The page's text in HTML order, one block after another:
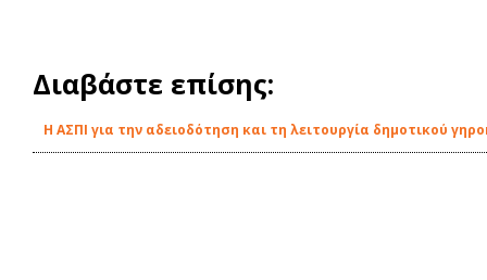
Διαβάστε επίσης:
Η ΑΣΠΙ για την αδειοδότηση και τη λειτουργία δημοτικού